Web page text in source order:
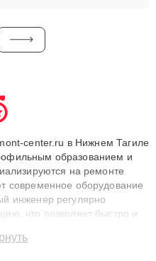
center.ru в Нижнем Тагиле
образованием и
на ремонте
современное оборудование
инженер регулярно
что позволяет быстро и
Наши мастера решают